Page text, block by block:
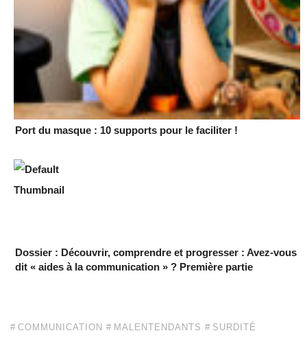
Port du masque : 10 supports pour le faciliter !
Dossier : Découvrir, comprendre et progresser : Avez-vous
dit « aides à la communication » ? Première partie
COMMUNICATION MALENTENDANTS SURDITÉ